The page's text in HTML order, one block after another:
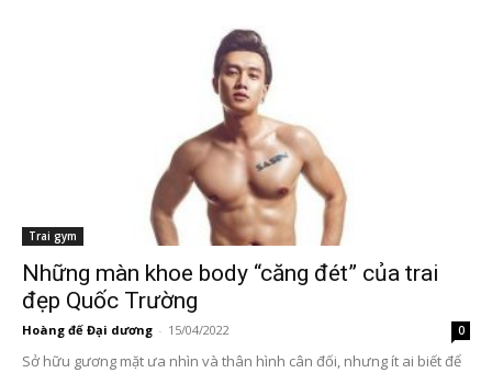
Trai gym
Những màn khoe body “căng đét” của trai
đẹp Quốc Trường
Hoàng đế Đại dương - 15/04/2022 0
Sở hữu gương mặt ưa nhìn và thân hình cân đối, nhưng ít ai biết để